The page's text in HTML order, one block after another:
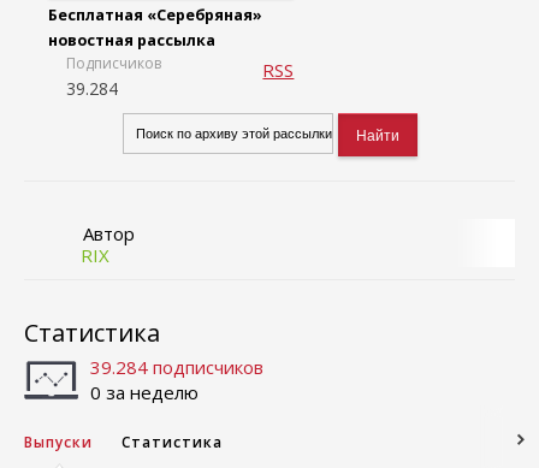
Бесплатная «Серебряная»
новостная рассылка
Подписчиков
39.284
RSS
Автор
RIX
Статистика
39.284 подписчиков
0 за неделю
Выпуски Статистика